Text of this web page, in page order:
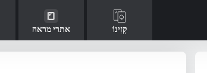
אתרי מראה קָזִינוֹ